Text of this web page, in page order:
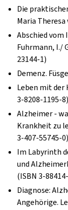
Die
Maria Theresa
Abschied
Fuhrmann, I./
23144-1)
Demenz.
Leben mit der
3-8208-1195-8)
Alzheimer -
Krankheit zu
3-407-55745-0)
Im Labyrinth
und
(ISBN 3-
Diagnose:
Angehörige.